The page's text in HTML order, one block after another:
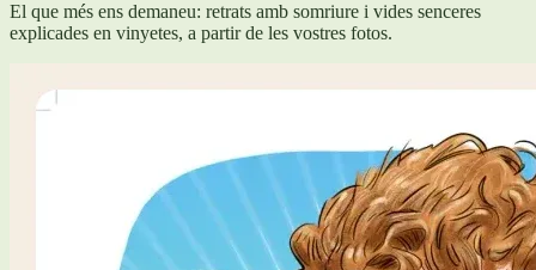
El que més ens demaneu: retrats amb somriure i vides senceres
explicades en vinyetes, a partir de les vostres fotos.